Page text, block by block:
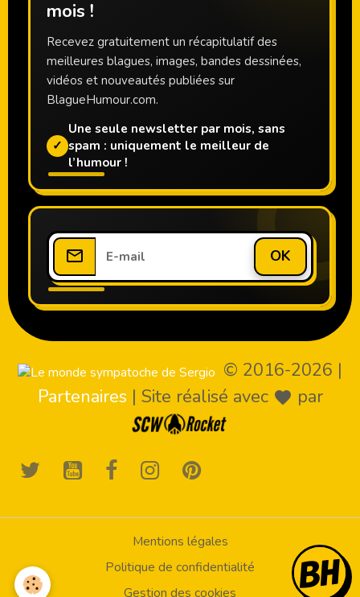
mois !
Recevez gratuitement un récapitulatif des
meilleures blagues, images, bandes dessinées,
vidéos et nouveautés publiées sur
BlagueHumour.com.
✓
Une seule newsletter par mois, sans
spam : uniquement le meilleur de
l’humour !
OK
© 2016-2026 |
Partenaires | Site réalisé avec par
Mentions légales
Politique de confidentialité
Gestion des cookies